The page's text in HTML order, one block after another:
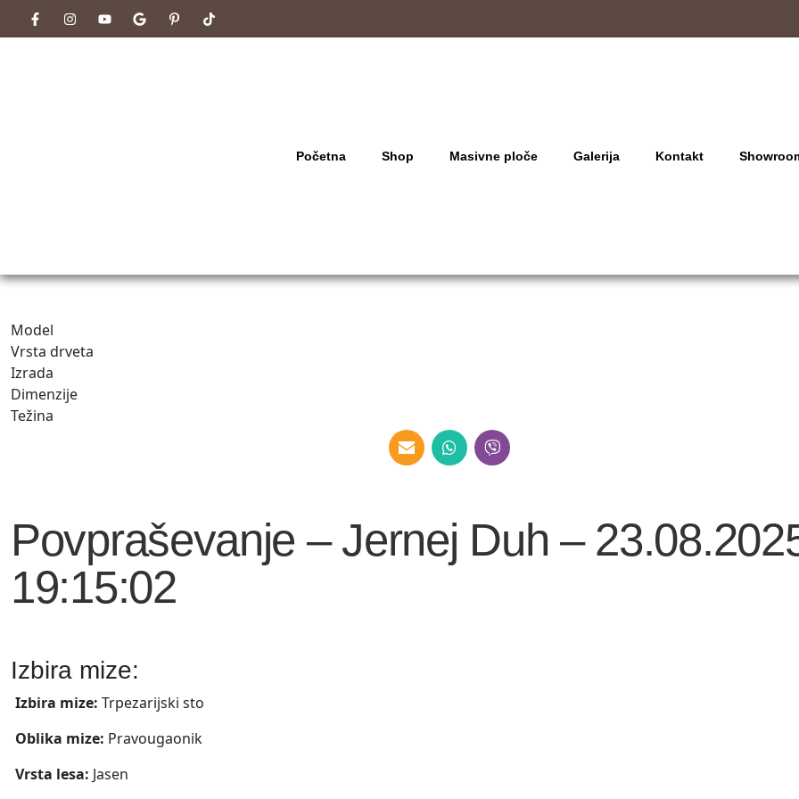
Početna Shop Masivne ploče Galerija Kontakt
Model
Vrsta drveta
Izrada
Dimenzije
Težina
Povpraševanje – Jernej Duh –
19:15:02
Izbira mize:
Izbira mize: Trpezarijski sto
Oblika mize: Pravougaonik
Vrsta lesa: Jasen